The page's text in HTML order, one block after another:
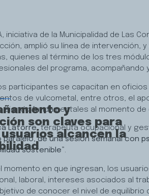
y
son claves para
alcancen la
iniciativa de la Municipalidad de Las
amplió su línea de intervención,
quienes al término de los tres
del programa,
participantes se capacitan en
de vulcometal, entre otros, el
siendo fundamentales al momento
Latorre, terapeuta ocupacional y
paralelo, de una sesión semanal con
sostenible”.
momento en que ingresan, los
laboral, intereses asociados al
de conocer el nivel de equilibrio